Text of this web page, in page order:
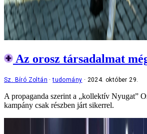
Az orosz társadalmat
Sz. Bíró Zoltán tudomány 2024. október 29.
A propaganda szerint a „kollektív Nyugat”
kampány csak részben járt sikerrel.